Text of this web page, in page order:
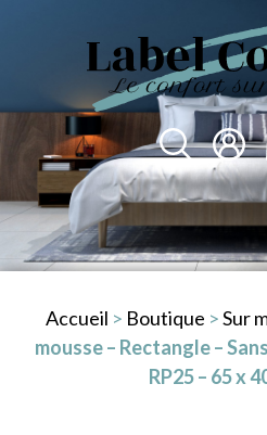
Accueil > Boutique >Sur
mousse – Rectangle –
RP25 – 65 x